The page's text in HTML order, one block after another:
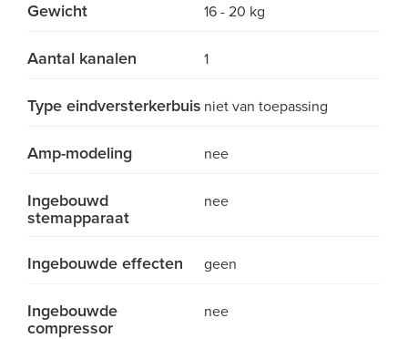
Gewicht 16 - 20 kg
Aantal kanalen 1
Type eindversterkerbuis niet van toepassing
Amp-modeling nee
Ingebouwd
stemapparaat
nee
Ingebouwde effecten geen
Ingebouwde
compressor
nee